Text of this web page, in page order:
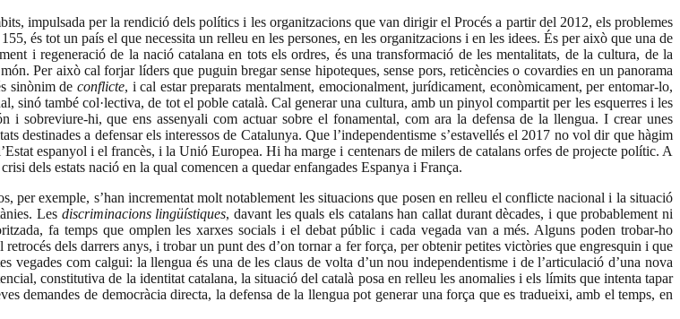
impulsada per la rendició dels polítics i les organitzacions que van dirigir el Procés a partir del 2012, els problemes
és tot un país el que necessita un relleu en les persones, en les organitzacions i en les idees. És per això que una de
i regeneració de la nació catalana en tots els ordres, és una transformació de les mentalitats, de la cultura, de la
Per això cal forjar líders que puguin bregar sense hipoteques, sense pors, reticències o covardies en un panorama
sinònim deconflicte, i cal estar preparats mentalment, emocionalment, jurídicament, econòmicament, per entomar-lo,
sinó també col·lectiva, de tot el poble català. Cal generar una cultura, amb un pinyol compartit per les esquerres i les
sobreviure-hi, que ens assenyali com actuar sobre el fonamental, com ara la defensa de la llengua. I crear unes
a defensar els interessos de Catalunya. Que l’independentisme s’estavellés el 2017 no vol dir que hàgim
espanyol i el francès, i la Unió Europea. Hi ha marge i centenars de milers de catalans orfes de projecte polític. A
dels estats nació en la qual comencen a quedar enfangades Espanya i França.
per exemple, s’han incrementat molt notablement les situacions que posen en relleu el conflicte nacional i la situació
Les discriminacions lingüístiques, davant les quals els catalans han callat durant dècades, i que probablement ni
fa temps que omplen les xarxes socials i el debat públic i cada vegada van a més. Alguns poden trobar-ho
dels darrers anys, i trobar un punt des d’on tornar a fer força, per obtenir petites victòries que engresquin i que
com calgui: la llengua és una de les claus de volta d’un nou independentisme i de l’articulació d’una nova
constitutiva de la identitat catalana, la situació del català posa en relleu les anomalies i els límits que intenta tapar
demandes de democràcia directa, la defensa de la llengua pot generar una força que es tradueixi, amb el temps, en